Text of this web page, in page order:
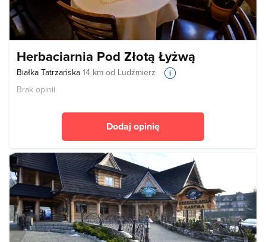
Herbaciarnia Pod Złotą Łyżwą
Białka Tatrzańska 14 km od Ludźmierz
Brak opinii
Dodaj opinię